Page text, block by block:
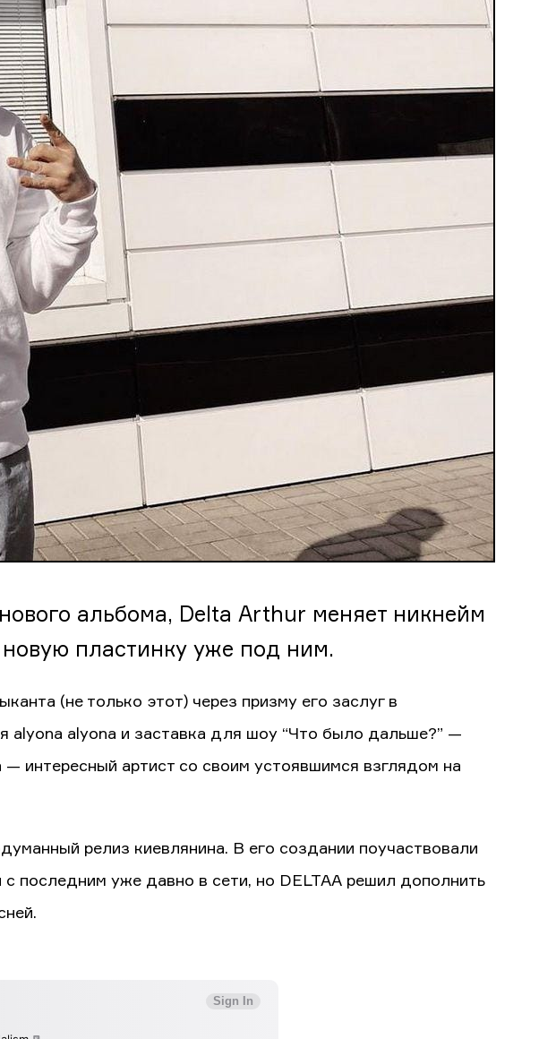
альбома, Delta Arthur меняет никнейм
пластинку уже под ним.
(не только этот) через призму его заслуг в
alyona alyona и заставка для шоу “Что было дальше?” —
интересный артист со своим устоявшимся взглядом на
релиз киевлянина. В его создании поучаствовали
последним уже давно в сети, но DELTAA решил дополнить